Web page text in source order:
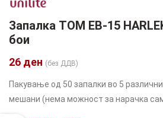
Запалка TOM EB-15
бои
26 ден (без ДДВ)
Пакување од 50 запалки во 5
мешани (нема можност за нарачка